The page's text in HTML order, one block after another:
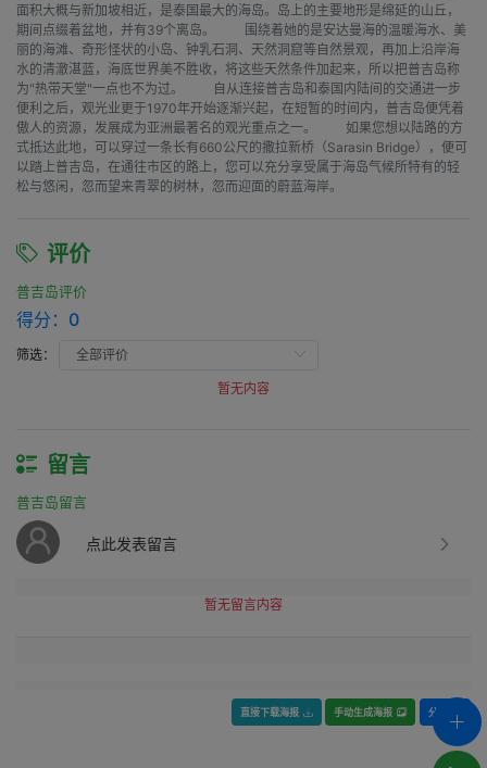
面积大概与新加坡相近，是泰国最大的海岛。岛上的主要地形是绵延的山丘，
期间点缀着盆地，并有39个离岛。 围绕着她的是安达曼海的温暖海水、美
丽的海滩、奇形怪状的小岛、钟乳石洞、天然洞窟等自然景观，再加上沿岸海
水的清澈湛蓝，海底世界美不胜收，将这些天然条件加起来，所以把普吉岛称
为"热带天堂"一点也不为过。 自从连接普吉岛和泰国内陆间的交通进一步
便利之后，观光业更于1970年开始逐渐兴起，在短暂的时间内，普吉岛便凭着
傲人的资源，发展成为亚洲最著名的观光重点之一。 如果您想以陆路的方
式抵达此地，可以穿过一条长有660公尺的撒拉新桥（Sarasin Bridge），便可
以踏上普吉岛，在通往市区的路上，您可以充分享受属于海岛气候所特有的轻
松与悠闲，忽而望来青翠的树林，忽而迎面的蔚蓝海岸。
评价
普吉岛评价
得分： 0
筛选：
暂无内容
留言
普吉岛留言
点此发表留言
暂无留言内容
直接下载海报 手动生成海报 分享